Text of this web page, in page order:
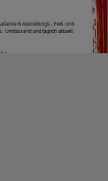
vor 10 Jahren aus...